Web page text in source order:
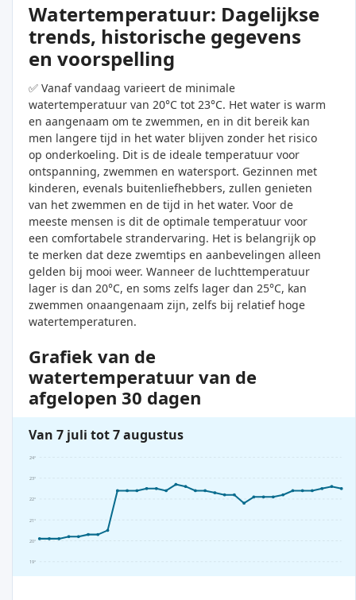
Watertemperatuur: Dagelijkse
trends, historische gegevens
en voorspelling
✅ Vanaf vandaag varieert de minimale
watertemperatuur van 20°C tot 23°C. Het water is warm
en aangenaam om te zwemmen, en in dit bereik kan
men langere tijd in het water blijven zonder het risico
op onderkoeling. Dit is de ideale temperatuur voor
ontspanning, zwemmen en watersport. Gezinnen met
kinderen, evenals buitenliefhebbers, zullen genieten
van het zwemmen en de tijd in het water. Voor de
meeste mensen is dit de optimale temperatuur voor
een comfortabele strandervaring. Het is belangrijk op
te merken dat deze zwemtips en aanbevelingen alleen
gelden bij mooi weer. Wanneer de luchttemperatuur
lager is dan 20°C, en soms zelfs lager dan 25°C, kan
zwemmen onaangenaam zijn, zelfs bij relatief hoge
watertemperaturen.
Grafiek van de
watertemperatuur van de
afgelopen 30 dagen
Van 7 juli tot 7 augustus
19°
20°
21°
22°
23°
24°